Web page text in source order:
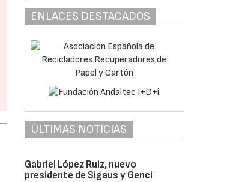
ENLACES DESTACADOS
ÚLTIMAS NOTICIAS
Gabriel López Ruiz, nuevo
presidente de Sigaus y Genci